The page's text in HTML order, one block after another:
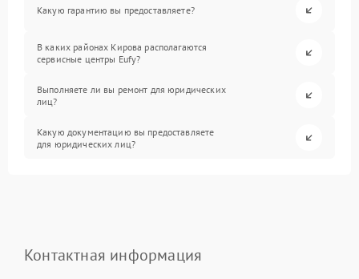
Какую гарантию вы предоставляете?
В каких районах Кирова располагаются
сервисные центры Eufy?
Выполняете ли вы ремонт для юридических
лиц?
Какую документацию вы предоставляете
для юридических лиц?
Контактная информация